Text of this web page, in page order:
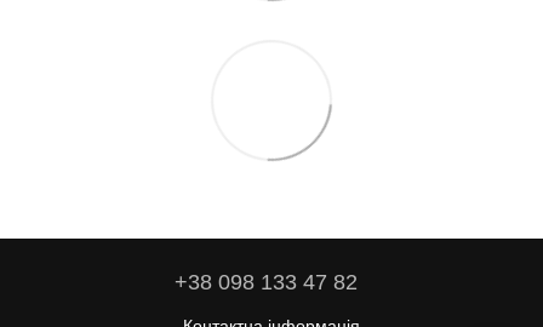
+38 098 133 47 82